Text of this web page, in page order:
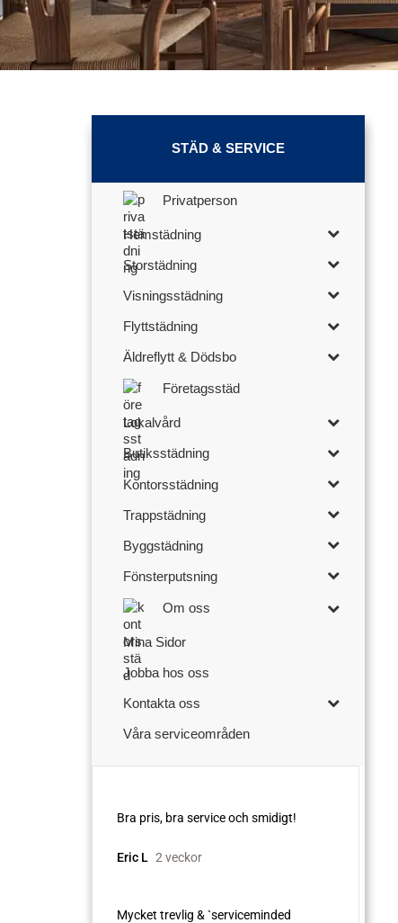
STÄD & SERVICE
Privatperson
Hemstädning
Storstädning
Visningsstädning
Flyttstädning
Äldreflytt & Dödsbo
Företagsstäd
Lokalvård
Butiksstädning
Kontorsstädning
Trappstädning
Byggstädning
Fönsterputsning
Om oss
Mina Sidor
Jobba hos oss
Kontakta oss
Våra serviceområden